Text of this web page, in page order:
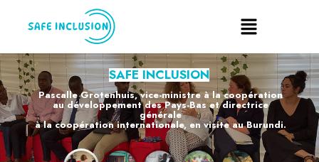
Pascalle Grotenhuis, vice-ministre à la coopération
au développement des Pays-Bas et directrice
générale
à la coopération internationale, en visite au Burundi.
SAFE INCLUSION